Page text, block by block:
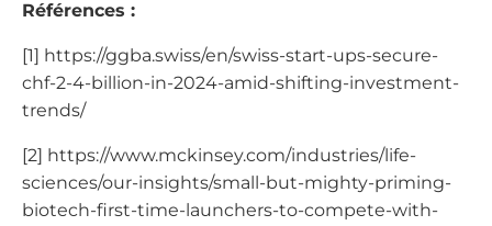
Références :
[1] https://ggba.swiss/en/swiss-start-ups-secure-
chf-2-4-billion-in-2024-amid-shifting-investment-
trends/
[2] https://www.mckinsey.com/industries/life-
sciences/our-insights/small-but-mighty-priming-
biotech-first-time-launchers-to-compete-with-